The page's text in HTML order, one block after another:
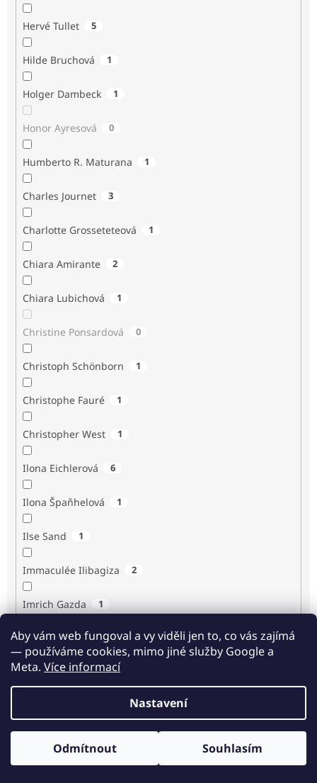
Aby vám web fungoval a vy viděli jen to, co vás zajímá
— používáme cookies, mimo jiné služby Google a
Meta. Více informací
Nastavení
Odmítnout Souhlasím
Hervé Tullet 5
Hilde Bruchová 1
Holger Dambeck 1
Honor Ayresová 0
Humberto R. Maturana 1
Charles Journet 3
Charlotte Grosseteteová 1
Chiara Amirante 2
Chiara Lubichová 1
Christine Ponsardová 0
Christoph Schönborn 1
Christophe Fauré 1
Christopher West 1
Ilona Eichlerová 6
Ilona Špaňhelová 1
Ilse Sand 1
Immaculée Ilibagiza 2
Imrich Gazda 1
Ingrid Biermann 1
Irvin D. Yalom 3
Iva Fukalová
Odběr novinek